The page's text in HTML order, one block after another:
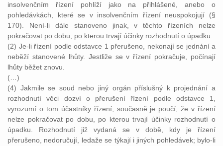
insolvenčním řízení pohlíží jako na přihlášené, anebo o
pohledávkách, které se v insolvenčním řízení neuspokojují (§
170). Není-li dále stanoveno jinak, v těchto řízeních nelze
pokračovat po dobu, po kterou trvají účinky rozhodnutí o úpadku.
(2) Je-li řízení podle odstavce 1 přerušeno, nekonají se jednání a
neběží stanovené lhůty. Jestliže se v řízení pokračuje, počínají
lhůty běžet znovu.
(…)
(4) Jakmile se soud nebo jiný orgán příslušný k projednání a
rozhodnutí věci dozví o přerušení řízení podle odstavce 1,
vyrozumí o tom účastníky řízení; současně je poučí, že v řízení
nelze pokračovat po dobu, po kterou trvají účinky rozhodnutí o
úpadku. Rozhodnutí již vydaná se v době, kdy je řízení
přerušeno, nedoručují, ledaže se týkají i jiných pohledávek; bylo-li